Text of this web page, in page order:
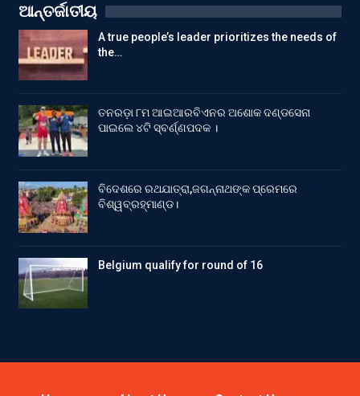
ଆନ୍ତର୍ଜାତୀୟ
A true people’s leader prioritizes the needs of
the…
ତନରଡ଼ା ୮ମ ଆଇଆରବିଏନର ଅଶୋକ ଦଣ୍ଡସେନା
ପାଇଲେ ୪ଟି ସ୍ବର୍ଣ୍ଣପଦକ ।
ବିଦେଶରେ ରଥଯାତ୍ରା,ଜଗନ୍ନାଥଙ୍କ ପ୍ରେମରେ
ବିଶ୍ୱବ୍ରହ୍ମାଣ୍ଡ।
Belgium qualify for round of 16